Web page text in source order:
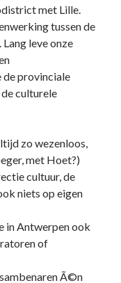
met Lille.
tussen de
Lang leve onze
de provinciale
culturele
zo wezenloos,
met Hoet?)
cultuur, de
niets op eigen
in Antwerpen ook
of
Ã©n